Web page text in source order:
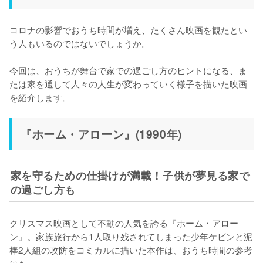
コロナの影響でおうち時間が増え、たくさん映画を観たとい
う人もいるのではないでしょうか。
今回は、おうちが舞台で家での過ごし方のヒントになる、ま
たは家を通して人々の人生が変わっていく様子を描いた映画
を紹介します。
『ホーム・アローン』(1990年)
家を守るための仕掛けが満載！子供が夢見る家で
の過ごし方も
クリスマス映画として不動の人気を誇る『ホーム・アロー
ン』。家族旅行から1人取り残されてしまった少年ケビンと泥
棒2人組の攻防をコミカルに描いた本作は、おうち時間の参考